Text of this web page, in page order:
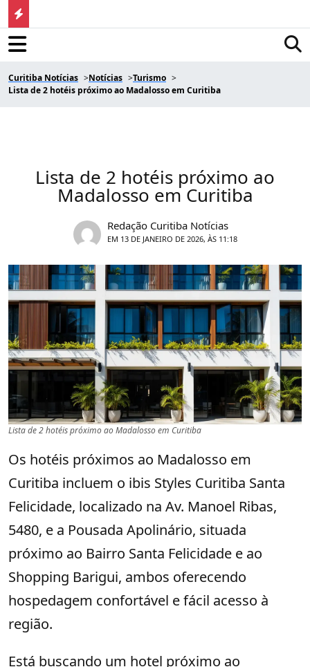
Curitiba Notícias Notícias
Turismo
Lista de 2 hotéis próximo ao Madalosso em Curitiba
Lista de 2 hotéis próximo ao
Madalosso em Curitiba
Redação Curitiba Notícias
EM 13 DE JANEIRO DE 2026, ÀS 11:18
Lista de 2 hotéis próximo ao Madalosso em Curitiba
Os hotéis próximos ao Madalosso em
Curitiba incluem o ibis Styles Curitiba Santa
Felicidade, localizado na Av. Manoel Ribas,
5480, e a Pousada Apolinário, situada
próximo ao Bairro Santa Felicidade e ao
Shopping Barigui, ambos oferecendo
hospedagem confortável e fácil acesso à
região.
Está buscando um hotel próximo ao